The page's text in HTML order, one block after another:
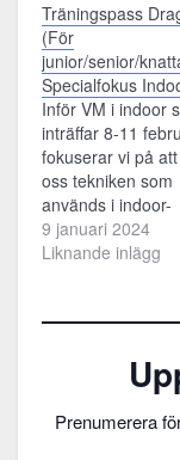
Träningspass
(För
junior/senior/
Specialfokus
Inför VM i indoor
inträffar 8-11
fokuserar vi på
oss tekniken som
används i indoor-
dragkamp.
9 januari 2024
Liknande inlägg
Prenumerera